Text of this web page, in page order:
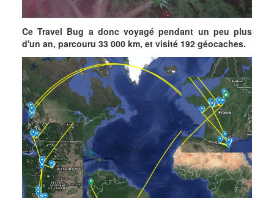
Ce Travel Bug a donc voyagé pendant un peu plus
d'un an, parcouru 33 000 km, et visité 192 géocaches.